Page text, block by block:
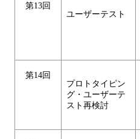
第13回
ユーザーテスト
第14回
プロトタイピン
グ・ユーザーテ
スト再検討